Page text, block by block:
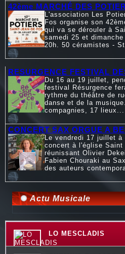
42ème MARCHÉ DES
L'association Les
Fos organise son
qui va se dérouler à
samedi 25 et
20h. 50 céramistes -
RESURGENCE FESTIVAL
Du 16 au 19 juillet,
festival Résurgence
rythme du théâtre de
danse et de la
compagnies, 17 lieux...
CONCERT SAX ORGUE A
Le vendredi 17 juillet à
concert à l'église Saint
réunissant Olivier
Fabien Chouraki au
des auteurs
Actu Musicale
LO MESCLADIS